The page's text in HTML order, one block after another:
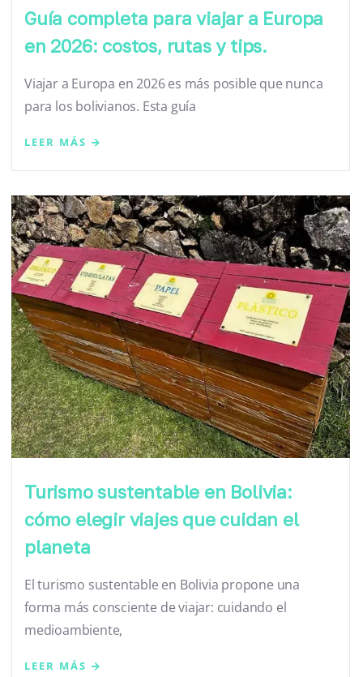
Guía completa para viajar a Europa
en 2026: costos, rutas y tips.
Viajar a Europa en 2026 es más posible que nunca
para los bolivianos. Esta guía
LEER MÁS
Turismo sustentable en Bolivia:
cómo elegir viajes que cuidan el
planeta
El turismo sustentable en Bolivia propone una
forma más consciente de viajar: cuidando el
medioambiente,
LEER MÁS